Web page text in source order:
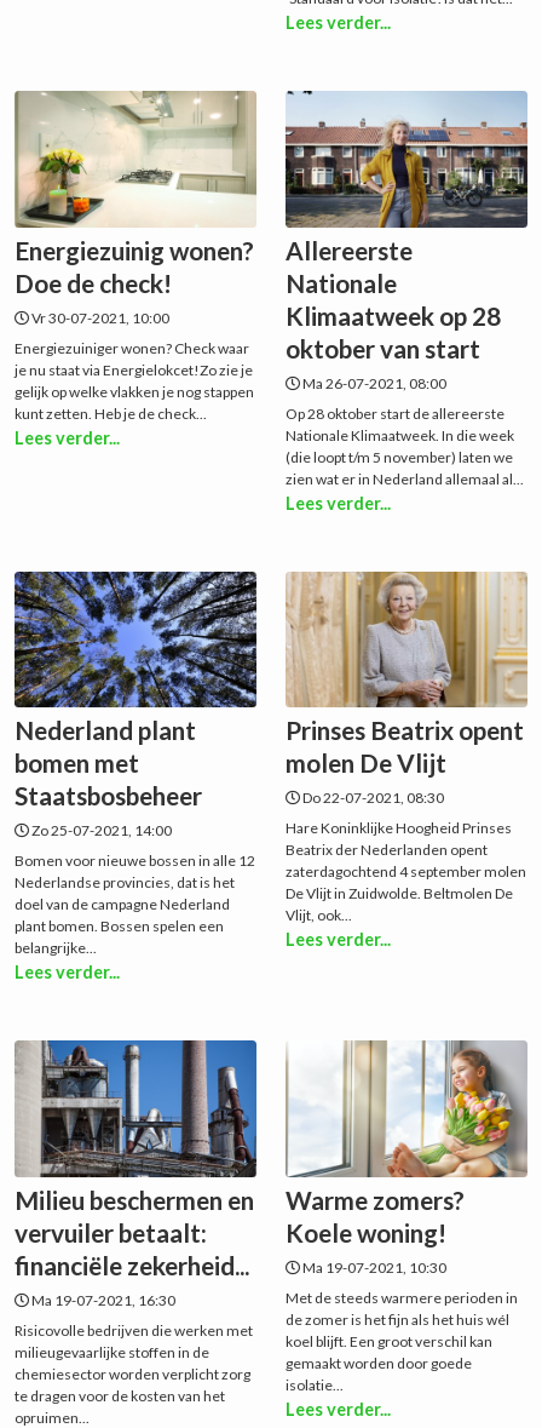
Lees verder...
Energiezuinig wonen?
Doe de check!
Vr 30-07-2021, 10:00
Energiezuiniger wonen? Check waar
je nu staat via Energielokcet!Zo zie je
gelijk op welke vlakken je nog stappen
kunt zetten. Heb je de check...
Lees verder...
Allereerste
Nationale
Klimaatweek op 28
oktober van start
Ma 26-07-2021, 08:00
Op 28 oktober start de allereerste
Nationale Klimaatweek. In die week
(die loopt t/m 5 november) laten we
zien wat er in Nederland allemaal al...
Lees verder...
Nederland plant
bomen met
Staatsbosbeheer
Zo 25-07-2021, 14:00
Bomen voor nieuwe bossen in alle 12
Nederlandse provincies, dat is het
doel van de campagne Nederland
plant bomen. Bossen spelen een
belangrijke...
Lees verder...
Prinses Beatrix opent
molen De Vlijt
Do 22-07-2021, 08:30
Hare Koninklijke Hoogheid Prinses
Beatrix der Nederlanden opent
zaterdagochtend 4 september molen
De Vlijt in Zuidwolde. Beltmolen De
Vlijt, ook...
Lees verder...
Milieu beschermen en
vervuiler betaalt:
financiële zekerheid...
Ma 19-07-2021, 16:30
Risicovolle bedrijven die werken met
milieugevaarlijke stoffen in de
chemiesector worden verplicht zorg
te dragen voor de kosten van het
opruimen...
Warme zomers?
Koele woning!
Ma 19-07-2021, 10:30
Met de steeds warmere perioden in
de zomer is het fijn als het huis wél
koel blijft. Een groot verschil kan
gemaakt worden door goede
isolatie...
Lees verder...